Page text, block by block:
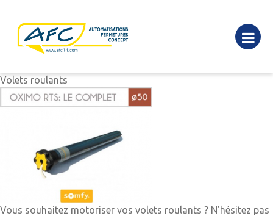
Volets roulants
Vous souhaitez motoriser vos volets roulants ? N’hésitez pas